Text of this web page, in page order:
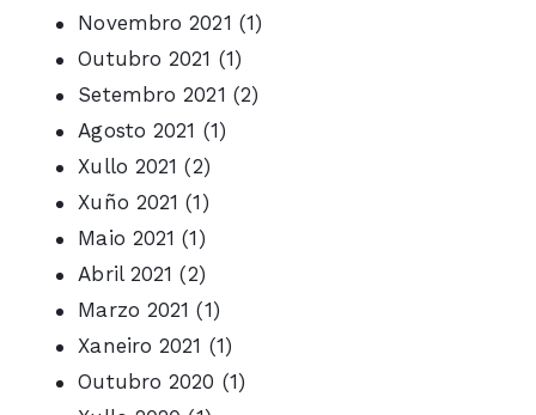
Novembro 2021 (1)
Outubro 2021 (1)
Setembro 2021 (2)
Agosto 2021 (1)
Xullo 2021 (2)
Xuño 2021 (1)
Maio 2021 (1)
Abril 2021 (2)
Marzo 2021 (1)
Xaneiro 2021 (1)
Outubro 2020 (1)